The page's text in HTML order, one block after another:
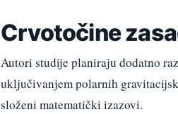
Crvotočine
Autori studije planiraju dodatno
uključivanjem polarnih
složeni matematički izazovi.